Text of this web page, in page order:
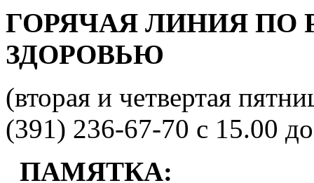
ГОРЯЧАЯ ЛИНИЯ ПО
ЗДОРОВЬЮ
(вторая и четвертая
(391) 236-67-70 с 15.00
ПАМЯТКА: